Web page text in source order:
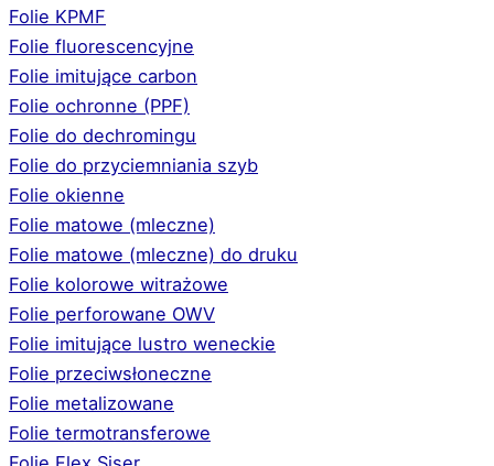
Folie KPMF
Folie fluorescencyjne
Folie imitujące carbon
Folie ochronne (PPF)
Folie do dechromingu
Folie do przyciemniania szyb
Folie okienne
Folie matowe (mleczne)
Folie matowe (mleczne) do druku
Folie kolorowe witrażowe
Folie perforowane OWV
Folie imitujące lustro weneckie
Folie przeciwsłoneczne
Folie metalizowane
Folie termotransferowe